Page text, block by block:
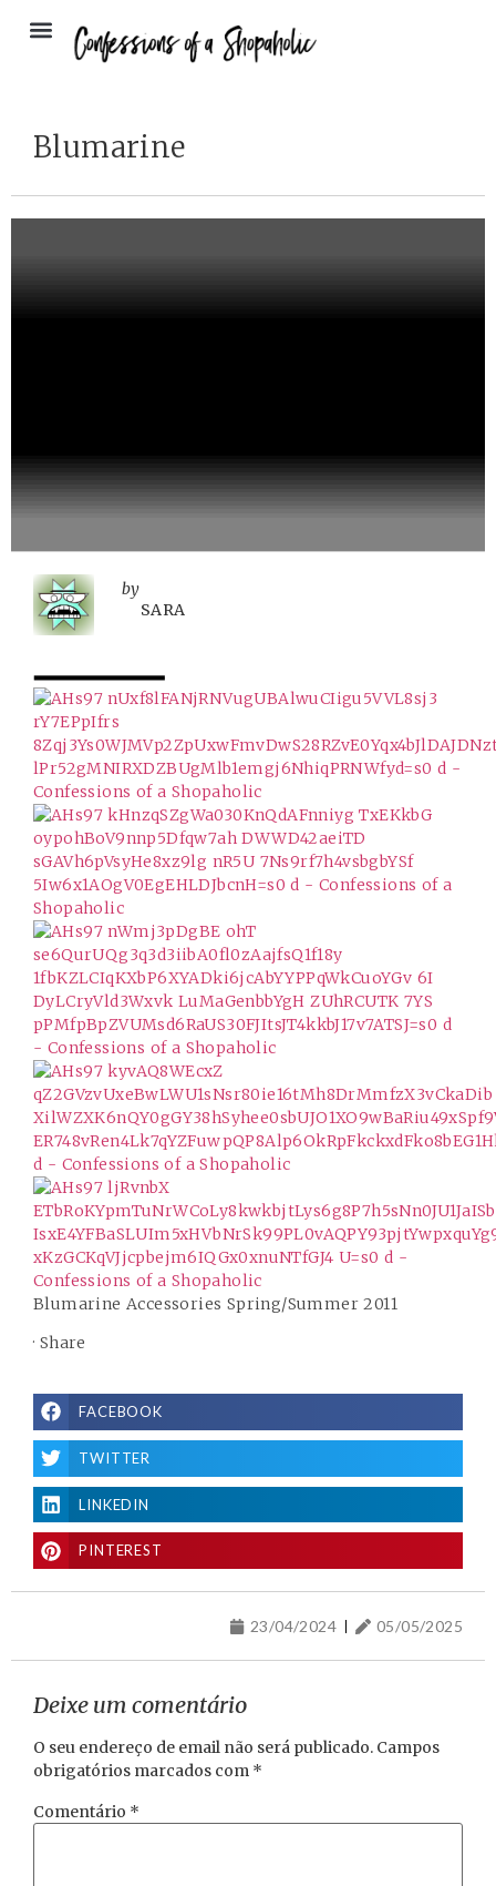
Blumarine
by
SARA
Blumarine Accessories Spring/Summer 2011
· Share
FACEBOOK
TWITTER
LINKEDIN
PINTEREST
23/04/2024 05/05/2025
Deixe um comentário
O seu endereço de email não será publicado. Campos
obrigatórios marcados com *
Comentário *